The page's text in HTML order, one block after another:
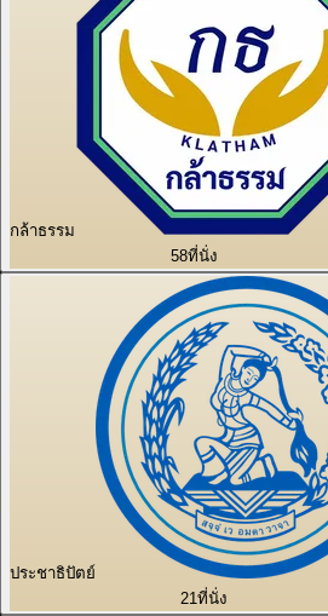
กล้าธรรม
58ที่นั่ง
ประชาธิปัตย์
21ที่นั่ง